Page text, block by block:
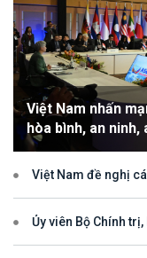
Việt Nam nhấn
hòa bình, an
không
Việt Nam đề nghị
phán đối với vùng đặc
ven biển
Ủy viên Bộ Chính